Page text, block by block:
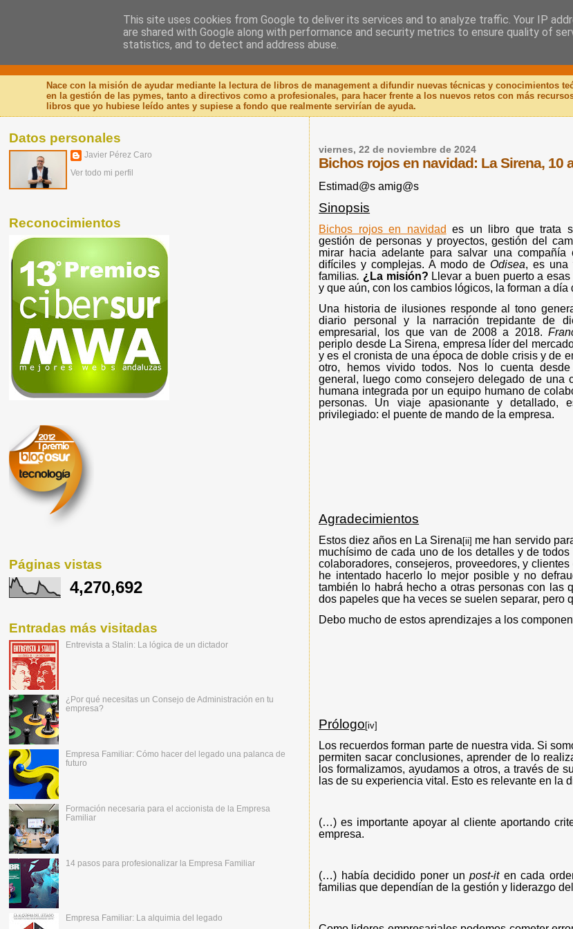
Nuevo Viernes - Nuevo Libro
Nace con la misión de ayudar mediante la lectura de libros de management a difundir nuevas técnicas y conocimientos
en la gestión de las pymes, tanto a directivos como a profesionales, para hacer frente a los nuevos retos con más
libros que yo hubiese leído antes y supiese a fondo que realmente servirían de ayuda.
viernes, 22 de noviembre de 2024
Bichos rojos en navidad: La Sirena, 10
Estimad@s amig@s
Sinopsis
Bichos rojos en navidad es un libro que trata
gestión de personas y proyectos, gestión del
mirar hacia adelante para salvar una compañía
difíciles y complejas. A modo deOdisea, es una
familias. ¿La misión? Llevar a buen puerto a
y que aún, con los cambios lógicos, la forman a día
Una historia de ilusiones responde al tono
diario personal y la narración trepidante de
empresarial, los que van de 2008 a 2018.
periplo desde La Sirena, empresa líder del
y es el cronista de una época de doble crisis y de
otro, hemos vivido todos. Nos lo cuenta
general, luego como consejero delegado de una
humana integrada por un equipo humano de
personas. Un viaje apasionante y detallado,
privilegiado: el puente de mando de la empresa.
Agradecimientos
Estos diez años en La Sirena [ii] me han servido
muchísimo de cada uno de los detalles y de
colaboradores, consejeros, proveedores, y
he intentado hacerlo lo mejor posible y no
también lo habrá hecho a otras personas con las
dos papeles que ha veces se suelen separar, pero
Debo mucho de estos aprendizajes a los
Prólogo [iv]
Los recuerdos forman parte de nuestra vida. Si
permiten sacar conclusiones, aprender de lo
los formalizamos, ayudamos a otros, a través de
las de su experiencia vital. Esto es relevante en la
(…) es importante apoyar al cliente aportando
empresa.
(…) había decidido poner unpost-iten cada
familias que dependían de la gestión y liderazgo
Datos personales
Javier Pérez Caro
Ver todo mi perfil
Reconocimientos
Páginas vistas
4,270,692
Entradas más visitadas
Entrevista a Stalin: La lógica de un dictador
¿Por qué necesitas un Consejo de Administración en tu
empresa?
Empresa Familiar: Cómo hacer del legado una palanca de
futuro
Formación necesaria para el accionista de la Empresa
Familiar
14 pasos para profesionalizar la Empresa Familiar
Empresa Familiar: La alquimia del legado
This site uses cookies from Google to deliver its services and to analyze traffic. Your IP
are shared with Google along with performance and security metrics to ensure quality of
statistics, and to detect and address abuse.